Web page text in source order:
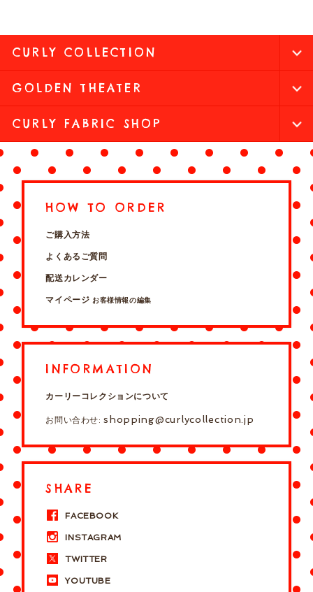
CURLY COLLECTION
GOLDEN THEATER
CURLY FABRIC SHOP
HOW TO ORDER
ご購入方法
よくあるご質問
配送カレンダー
マイページ お客様情報の編集
INFORMATION
カーリーコレクションについて
お問い合わせ:shopping@curlycollection.jp
SHARE
FACEBOOK
INSTAGRAM
TWITTER
YOUTUBE